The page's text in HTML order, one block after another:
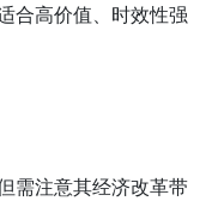
合高价值、时效性强
需注意其经济改革带